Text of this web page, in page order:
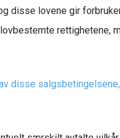
disse lovene gir
disse